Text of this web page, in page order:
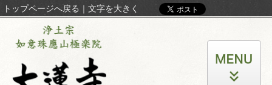
トップページへ戻る ｜ 文字を大きく